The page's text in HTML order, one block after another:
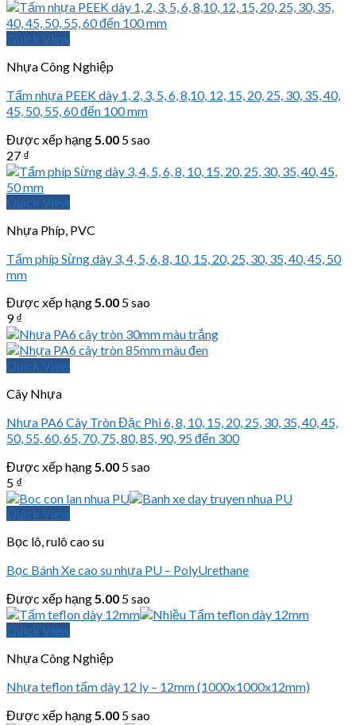
Quick View
Nhựa Công Nghiệp
Tấm nhựa PEEK dày 1, 2, 3, 5, 6, 8,10, 12, 15, 20, 25, 30, 35, 40,
45, 50, 55, 60 đến 100 mm
Được xếp hạng5.00 5 sao
27 ₫
Quick View
Nhựa Phíp, PVC
Tấm phíp Sừng dày 3, 4, 5, 6, 8, 10, 15, 20, 25, 30, 35, 40, 45, 50
mm
Được xếp hạng5.00 5 sao
9₫
Quick View
Cây Nhựa
Nhựa PA6 Cây Tròn Đặc Phi 6, 8, 10, 15, 20, 25, 30, 35, 40, 45,
50, 55, 60, 65, 70, 75, 80, 85, 90, 95 đến 300
Được xếp hạng5.00 5 sao
5 ₫
Quick View
Bọc lô, rulô cao su
Bọc Bánh Xe cao su nhựa PU – PolyUrethane
Được xếp hạng5.00 5 sao
Quick View
Nhựa Công Nghiệp
Nhựa teflon tấm dày 12 ly – 12mm (1000x1000x12mm)
Được xếp hạng5.00 5 sao